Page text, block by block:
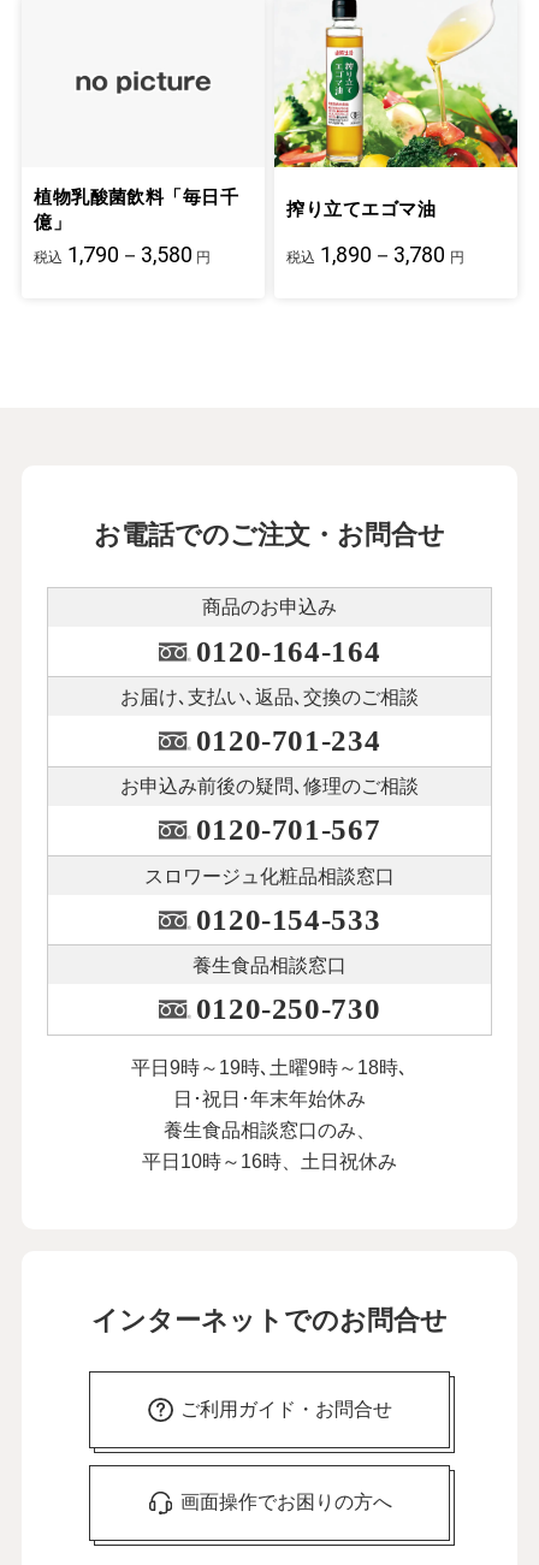
植物乳酸菌飲料「毎日千
億」
税込 1,790－3,580 円
搾り立てエゴマ油
税込 1,890－3,780 円
お電話でのご注文・お問合せ
商品のお申込み
0120-164-164
お届け､支払い､ 返品､交換のご相談
0120-701-234
お申込み前後の疑問､修理のご相談
0120-701-567
スロワージュ化粧品相談窓口
0120-154-533
養生食品相談窓口
0120-250-730
平日9時～19時､土曜9時～18時､
日･祝日･年末年始休み
養生食品相談窓口のみ、
平日10時～16時、土日祝休み
インターネットでのお問合せ
ご利用ガイド・お問合せ
画面操作でお困りの方へ